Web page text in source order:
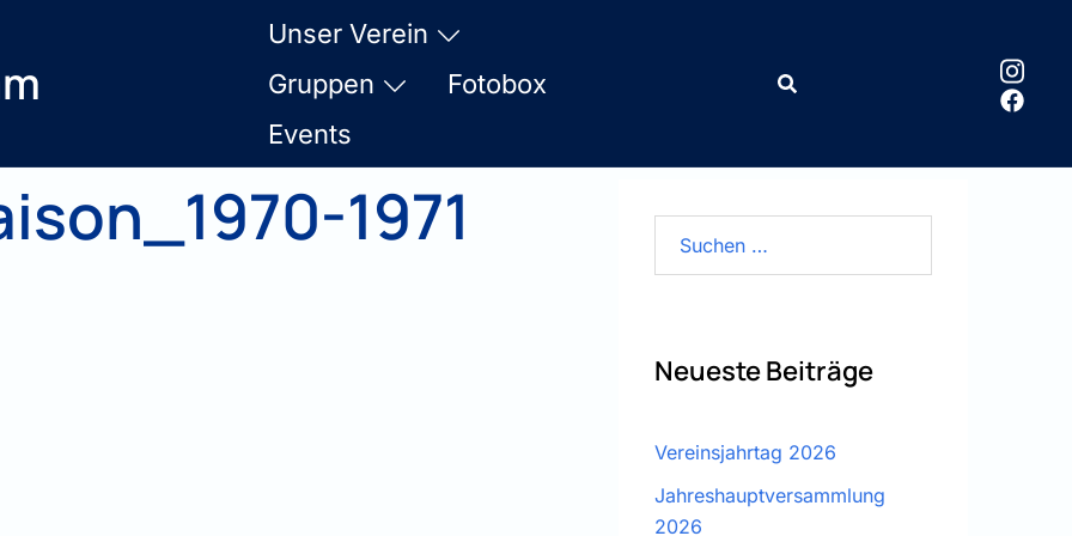
Unser Verein
Gruppen
Fotobox
Events
1971
nach:
Neueste Beiträge
Vereinsjahrtag 2026
Jahreshauptversammlung
2026